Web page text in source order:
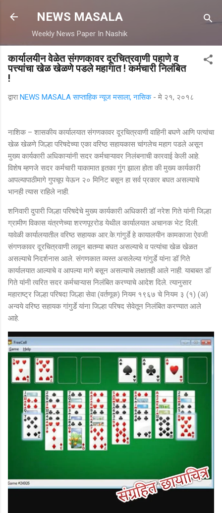
मुख्य सामग्रीवर वगळा
NEWS MASALA
Weekly News Paper In Nashik
कार्यालयीन वेळेत संगणकावर दूरचित्रवाणी पहाणे व
पत्त्यांचा खेळ खेळणे पडले महागात ! कर्मचारी निलंबित
!
द्वाराNEWS MASALA साप्ताहिक न्यूज मसाला, नासिक - मे २१, २०१८
नाशिक – शासकीय कार्यालयात संगणकावर दूरचित्रवाणी वाहिनी बघणे आणि पत्यांचा
खेळ खेळणे जिल्हा परिषदेच्या एका वरिष्ठ सहायकास चांगलेच महाग पडले असून
मुख्य कार्यकारी अधिकाऱ्यांनी सदर कर्मचाऱ्यावर निलंबनाची कारवाई केली आहे.
विशेष म्हणजे सदर कर्मचारी याकामात इतका गुंग झाला होता की मुख्य कार्यकारी
आपल्यापाठीमागे गुपचूप येऊन २० मिनिट बसून हा सर्व प्रकार बघत असल्याचे
भानही त्यास राहिले नाही.
शनिवारी दुपारी जिल्हा परिषदेचे मुख्य कार्यकारी अधिकारी डॉ नरेश गिते यांनी जिल्हा
ग्रामीण विकास यंत्रणेच्या शरणपूररोड येथील कार्यालयात अचानक भेट दिली.
यावेळी कार्यालयातील वरिष्ठ सहायक आर.के.गांगुर्डे हे कायालयीन कामकाजा ऐवजी
संगणकावर दूरचित्रवाणी लावून बातम्या बघत असल्याचे व पत्यांचा खेळ खेळत
असल्याचे निदर्शनास आले. संगणकात व्यस्त असलेल्या गांगुर्डे यांना डॉ गिते
कार्यालयात आल्याचे व आपल्या मागे बसून असल्याचे लक्षातही आले नाही. याबाबत डॉ
गिते यांनी त्वरित सदर कर्मचाऱ्यास निलंबित करण्याचे आदेश दिले. त्यानुसार
महाराष्ट्र जिल्हा परिषदा जिल्हा सेवा (वर्तणूक) नियम १९६७ चे नियम ३ (१) (अ)
अन्वये वरिष्ठ सहायक गांगुर्डे यांना जिल्हा परिषद सेवेतून निलंबित करण्यात आले
आहे.